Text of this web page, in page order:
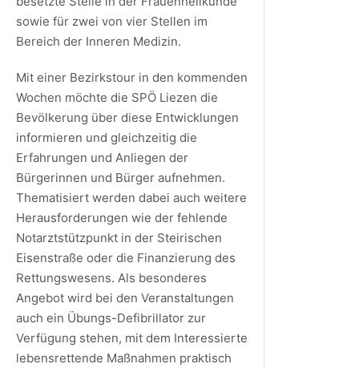
sowie für zwei von vier Stellen im
Bereich der Inneren Medizin.
Mit einer Bezirkstour in den kommenden
Wochen möchte die SPÖ Liezen die
Bevölkerung über diese Entwicklungen
informieren und gleichzeitig die
Erfahrungen und Anliegen der
Bürgerinnen und Bürger aufnehmen.
Thematisiert werden dabei auch weitere
Herausforderungen wie der fehlende
Notarztstützpunkt in der Steirischen
Eisenstraße oder die Finanzierung des
Rettungswesens. Als besonderes
Angebot wird bei den Veranstaltungen
auch ein Übungs-Defibrillator zur
Verfügung stehen, mit dem Interessierte
lebensrettende Maßnahmen praktisch